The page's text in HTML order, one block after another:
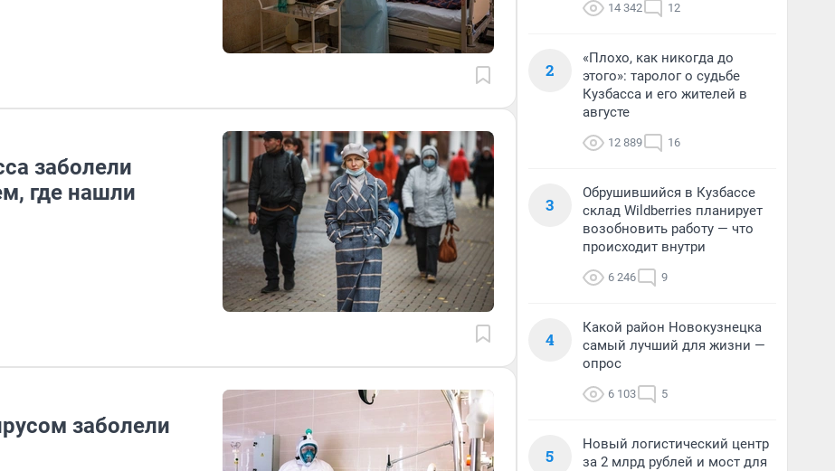
заболели
где нашли
заболели
14 342 12
2
«Плохо, как никогда до
этого»: таролог о судьбе
Кузбасса и его жителей в
августе
12 889 16
3
Обрушившийся в Кузбассе
склад Wildberries планирует
возобновить работу — что
происходит внутри
6 246 9
4
Какой район Новокузнецка
самый лучший для жизни —
опрос
6 103 5
5
Новый логистический центр
за 2 млрд рублей и мост для